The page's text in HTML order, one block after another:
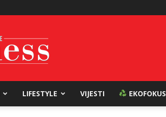
LIFESTYLE VIJESTI EKOFOKUS